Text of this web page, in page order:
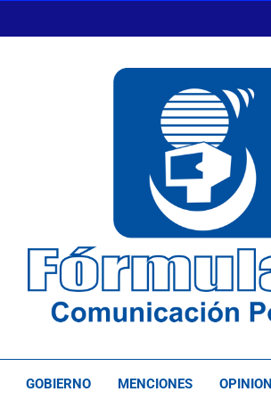
FormulaTlx
GOBIERNO MENCIONES OPINION